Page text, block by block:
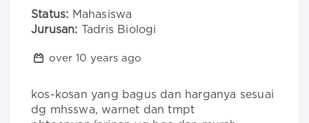
Status: Mahasiswa
Jurusan: Tadris Biologi
over 10 years ago
kos-kosan yang bagus dan harganya sesuai
dg mhsswa, warnet dan tmpt